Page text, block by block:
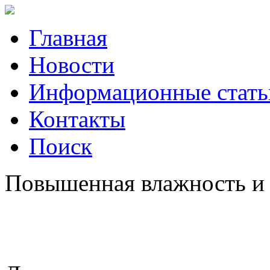
Главная
Новости
Информационные
Контакты
Поиск
Повышенная влажность и